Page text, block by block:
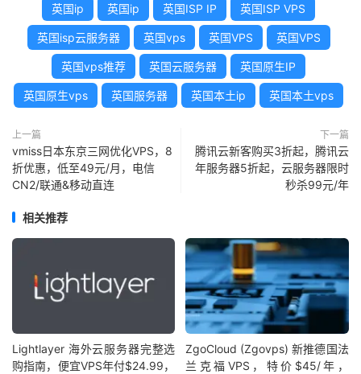
英国ip 英国ip 英国ISP IP 英国ISP VPS
英国isp云服务器 英国vps 英国VPS 英国VPS
英国vps推荐 英国云服务器 英国原生IP
英国原生vps 英国服务器 英国本土ip 英国本土vps
上一篇
vmiss日本东京三网优化VPS，8
折优惠，低至49元/月，电信
CN2/联通&移动直连
下一篇
腾讯云新客购买3折起，腾讯云
年服务器5折起，云服务器限时
秒杀99元/年
相关推荐
Lightlayer 海外云服务器完整选
购指南，便宜VPS年付$24.99，
ZgoCloud (Zgovps) 新推德国法
兰克福VPS，特价$45/年，